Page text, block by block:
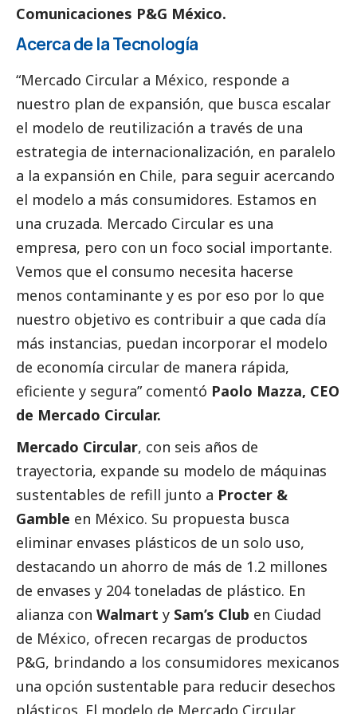
Comunicaciones P&G México.
Acerca de la Tecnología
“Mercado Circular a México, responde a
nuestro plan de expansión, que busca escalar
el modelo de reutilización a través de una
estrategia de internacionalización, en paralelo
a la expansión en Chile, para seguir acercando
el modelo a más consumidores. Estamos en
una cruzada. Mercado Circular es una
empresa, pero con un foco social importante.
Vemos que el consumo necesita hacerse
menos contaminante y es por eso por lo que
nuestro objetivo es contribuir a que cada día
más instancias, puedan incorporar el modelo
de economía circular de manera rápida,
eficiente y segura” comentó Paolo Mazza, CEO
de Mercado Circular.
Mercado Circular, con seis años de
trayectoria, expande su modelo de máquinas
sustentables de refill junto a Procter &
Gamble en México. Su propuesta busca
eliminar envases plásticos de un solo uso,
destacando un ahorro de más de 1.2 millones
de envases y 204 toneladas de plástico. En
alianza con Walmart y Sam’s Club en Ciudad
de México, ofrecen recargas de productos
P&G, brindando a los consumidores mexicanos
una opción sustentable para reducir desechos
plásticos. El modelo de Mercado Circular,